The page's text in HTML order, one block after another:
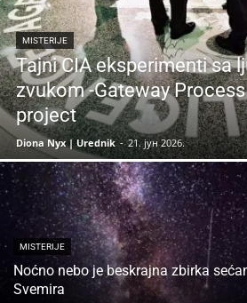
MISTERIJE
Tajni CIA eksperimenti sa
zvukom -Gateway
project
Diona Nyx | Urednik - 21. јун 2026.
MISTERIJE
Noćno nebo je beskrajna zbirka
Svemira